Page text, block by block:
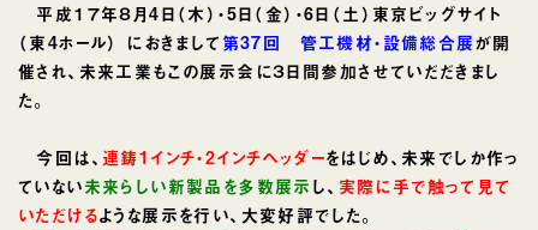
平成１７年８月4日（木）・5日（金）・6日（土）東京ビッグサイト
（東4ホール） におきまして第37回 管工機材・設備総合展が開
催され、未来工業もこの展示会に３日間参加させていだだきまし
た。
今回は、 連鋳1インチ・2インチヘッダーをはじめ、未来でしか作っ
ていない未来らしい新製品を多数展示し、 実際に手で触って見て
いただけるような展示を行い、大変好評でした。